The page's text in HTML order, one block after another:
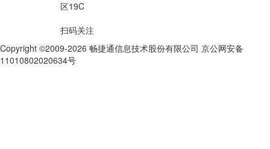
区19C
扫码关注
Copyright ©2009-2026 畅捷通信息技术股份有限公司 京公网安备
11010802020634号